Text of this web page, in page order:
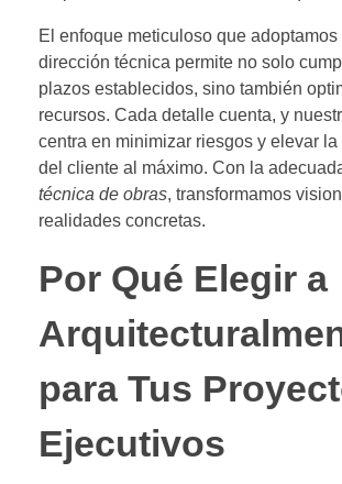
El enfoque meticuloso que adoptamos
dirección técnica permite no solo
plazos establecidos, sino también
recursos. Cada detalle cuenta, y
centra en minimizar riesgos y elevar
del cliente al máximo. Con la
técnica de obras, transformamos
realidades concretas.
Por Qué Elegir a
para Tus
Ejecutivos